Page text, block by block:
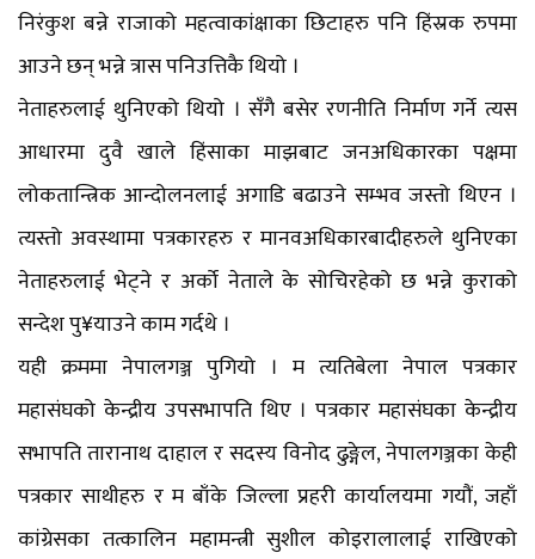
निरंकुश बन्ने राजाको महत्वाकांक्षाका छिटाहरु पनि हिंस्रक रुपमा
आउने छन् भन्ने त्रास पनिउत्तिकै थियो ।
नेताहरुलाई थुनिएको थियो । सँगै बसेर रणनीति निर्माण गर्ने त्यस
आधारमा दुवै खाले हिंसाका माझबाट जनअधिकारका पक्षमा
लोकतान्त्रिक आन्दोलनलाई अगाडि बढाउने सम्भव जस्तो थिएन ।
त्यस्तो अवस्थामा पत्रकारहरु र मानवअधिकारबादीहरुले थुनिएका
नेताहरुलाई भेट्ने र अर्को नेताले के सोचिरहेको छ भन्ने कुराको
सन्देश पु¥याउने काम गर्दथे ।
यही क्रममा नेपालगञ्ज पुगियो । म त्यतिबेला नेपाल पत्रकार
महासंघको केन्द्रीय उपसभापति थिए । पत्रकार महासंघका केन्द्रीय
सभापति तारानाथ दाहाल र सदस्य विनोद ढुङ्गेल, नेपालगञ्जका केही
पत्रकार साथीहरु र म बाँके जिल्ला प्रहरी कार्यालयमा गयौं, जहाँ
कांग्रेसका तत्कालिन महामन्त्री सुशील कोइरालालाई राखिएको